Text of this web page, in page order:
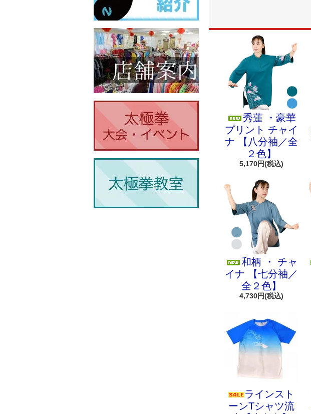
秀蓮 ・豪華
プリント チャイ
ナ 【八分袖／全
２色】
5,170円(税込)
和柄 ・ チャ
イナ 【七分袖／
全２色】
4,730円(税込)
ラインスト
ーンTシャツ流